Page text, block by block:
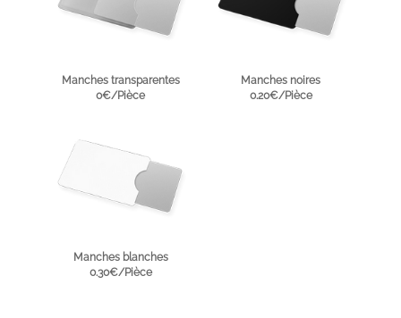
Manches transparentes
0€/Pièce
Manches noires
0.20€/Pièce
Manches blanches
0.30€/Pièce